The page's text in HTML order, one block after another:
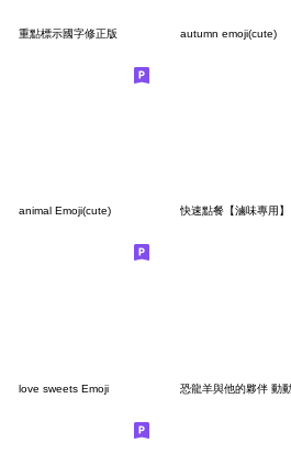
重點標示國字修正版 autumn emoji(cute)
animal Emoji(cute) 快速點餐【滷味專用】
love sweets Emoji